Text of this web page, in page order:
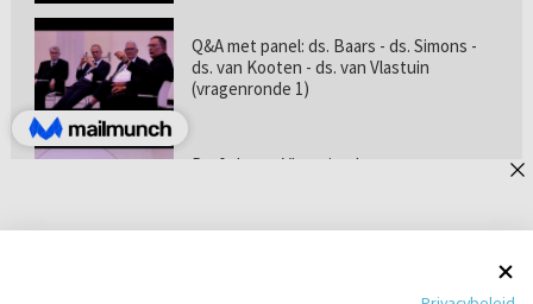
Q&A met panel: ds. Baars - ds. Simons -
ds. van Kooten - ds. van Vlastuin
(vragenronde 1)
Prof. dr. van Vlastuin - Is